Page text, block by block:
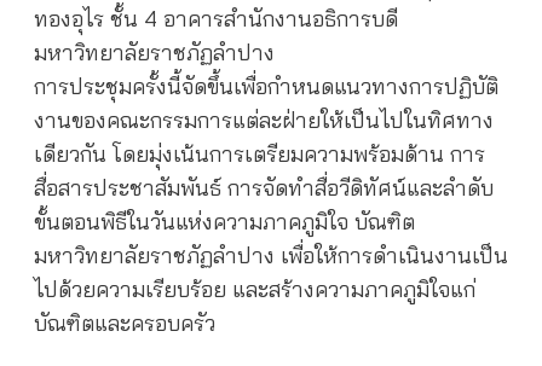
ทองอุไร ชั้น 4 อาคารสำนักงานอธิการบดี
มหาวิทยาลัยราชภัฏลำปาง
การประชุมครั้งนี้จัดขึ้นเพื่อกำหนดแนวทางการปฏิบัติ
งานของคณะกรรมการแต่ละฝ่ายให้เป็นไปในทิศทาง
เดียวกัน โดยมุ่งเน้นการเตรียมความพร้อมด้าน การ
สื่อสารประชาสัมพันธ์ การจัดทำสื่อวีดิทัศน์และลำดับ
ขั้นตอนพิธีในวันแห่งความภาคภูมิใจ บัณฑิต
มหาวิทยาลัยราชภัฏลำปาง เพื่อให้การดำเนินงานเป็น
ไปด้วยความเรียบร้อย และสร้างความภาคภูมิใจแก่
บัณฑิตและครอบครัว